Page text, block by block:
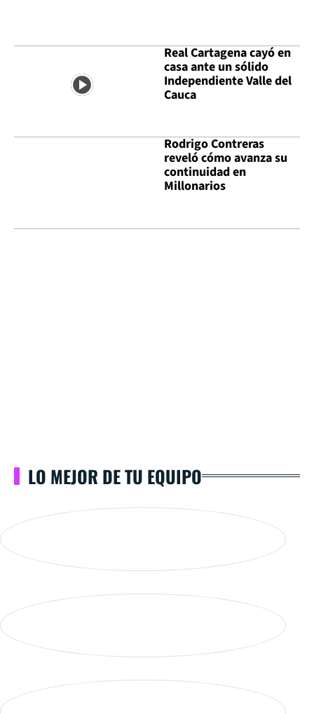
Real Cartagena cayó en
casa ante un sólido
Independiente Valle del
Cauca
Rodrigo Contreras
reveló cómo avanza su
continuidad en
Millonarios
LO MEJOR DE TU EQUIPO